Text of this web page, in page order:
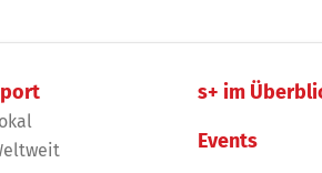
s+ im
Events